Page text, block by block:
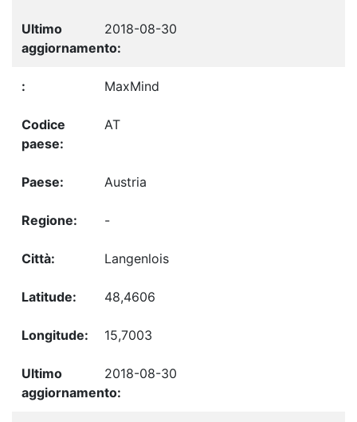
2018-08-30
MaxMind
AT
Austria
-
Langenlois
48,4606
15,7003
2018-08-30